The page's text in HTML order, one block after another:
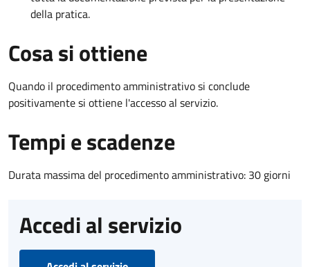
della pratica.
Cosa si ottiene
Quando il procedimento amministrativo si conclude
positivamente si ottiene l'accesso al servizio.
Tempi e scadenze
Durata massima del procedimento amministrativo: 30 giorni
Accedi al servizio